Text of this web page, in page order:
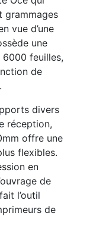
grammages
vue d’une
une
feuilles,
de
divers
réception,
offre une
flexibles.
en
de
l’outil
de